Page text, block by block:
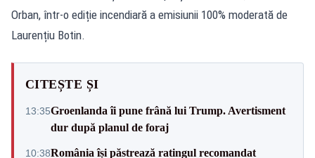
Orban, într-o ediție incendiară a emisiunii 100% moderată de
Laurențiu Botin.
CITEȘTE ȘI
13:35Groenlanda îi pune frână lui Trump. Avertisment
dur după planul de foraj
10:38România își păstrează ratingul recomandat